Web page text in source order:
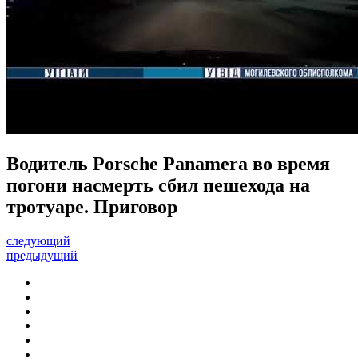
Водитель Porsche Panamera во время
погони насмерть сбил пешехода на
тротуаре. Приговор
следующий
предыдущий